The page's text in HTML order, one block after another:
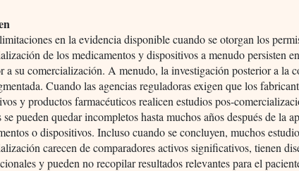
en la evidencia disponible cuando se otorgan los
de los medicamentos y dispositivos a menudo persisten
a su comercialización. A menudo, la investigación posterior a la
Cuando las agencias reguladoras exigen que los
y productos farmacéuticos realicen estudios pos-
se pueden quedar incompletos hasta muchos años después de la
o dispositivos. Incluso cuando se concluyen, muchos
carecen de comparadores activos significativos, tienen
y pueden no recopilar resultados relevantes para el